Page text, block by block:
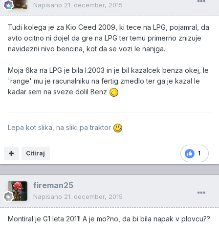
Napisano 21. december, 2015
Tudi kolega je za Kio Ceed 2009, ki tece na LPG, pojamral, da
avto ocitno ni dojel da gre na LPG ter temu primerno znizuje
navidezni nivo bencina, kot da se vozi le nanjga.
Moja 6ka na LPG je bila l.2003 in je bil kazalcek benza okej, le
'range' mu je racunalniku na fertig zmedlo ter ga je kazal le
kadar sem na sveze dolil Benz
1
Citiraj
Lepa kot slika, na sliki pa traktor
fireman25
Napisano 21. december, 2015
Montiral je G1 leta 2011! A je mo?no, da bi bila napak v plovcu??